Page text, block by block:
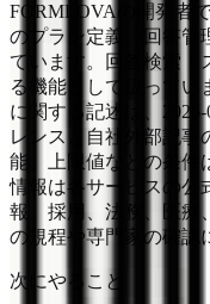
FORMLOVAの開発者
のプラン定義、回答管
ています。回答検索・
る機能として扱ってい
に関する記述は、2026-
レンスと自社外部記事
能、上限値などの条件
情報は各サービスの公
報、採用、法務、医療
の規程や専門家の確認
次にやること